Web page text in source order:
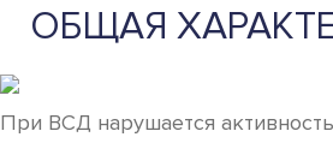
ОБЩАЯ
При ВСД нарушается